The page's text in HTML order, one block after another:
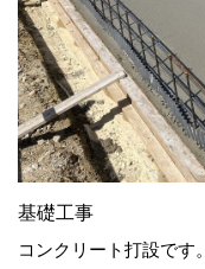
基礎工事
コンクリート打設です。